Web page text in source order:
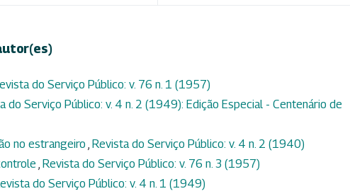
do Serviço Público: v. 76 n. 1 (1957)
do Serviço Público: v. 4 n. 2 (1949): Edição Especial - Centenário de
no estrangeiro , Revista do Serviço Público: v. 4 n. 2 (1940)
, Revista do Serviço Público: v. 76 n. 3 (1957)
do Serviço Público: v. 4 n. 1 (1949)